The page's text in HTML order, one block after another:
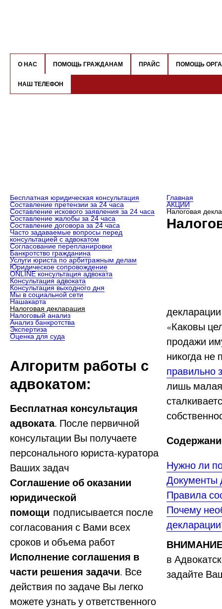
О НАС ПОМОЩЬ ГРАЖДАНАМ ПРАЙС ПОМОЩЬ
НАШ ТЕЛЕФОН
Бесплатная юридическая консультация
Составление претензии за 24 часа
Составление искового заявления за 24 часа
Составление жалобы за 24 часа
Составление договора за 24 часа
Часто задаваемые вопросы перед
консультацией с адвокатом
Согласование перепланировки
Банкротство гражданина
Услуги юриста по арбитражным делам
Юридическое сопровождение
ONLINE консультация адвоката
Консультация адвоката
Консультация выходного дня
Мы в социальной сети
Нашакарта
Налоговая декларация
Налоговый анализ
Анализ банкротства
Экспертиза
Оценка для суда
Алгоритм работы с
адвокатом:
Бесплатная консультация
адвоката. После первичной
консультации Вы получаете
персонального юриста-куратора
Ваших задач
Соглашение об оказании
юридической
помощи подписывается после
согласования с Вами всех
сроков и объема работ
Исполнение соглашения в
части решения задачи. Все
действия по задаче Вы легко
можете узнать у ответственного
Главная
АКЦИИ
Налоговая
«Каковы
продажи
никогда
правильно
лишь малая
Нужно ли
Документы
Правила
Почему
в
задайте